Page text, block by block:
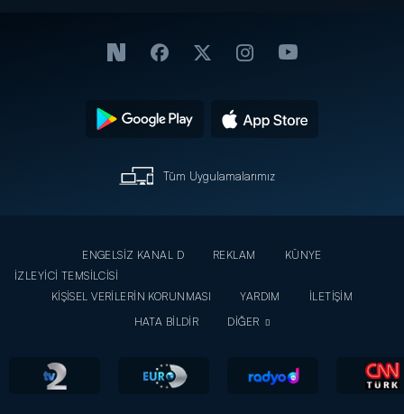
Tüm Uygulamalarımız
ENGELSİZ KANAL D REKLAM
KÜNYE
İZLEYİCİ TEMSİLCİSİ
KİŞİSEL VERİLERİN KORUNMASI
YARDIM
İLETİŞİM
HATA BİLDİR
DİĞER